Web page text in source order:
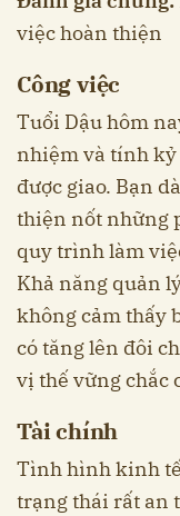
việc hoàn thiện
Công việc
Tuổi Dậu hôm
nhiệm và tính
được giao. Bạn
thiện nốt những
quy trình làm
Khả năng quản
không cảm thấy
có tăng lên đôi
vị thế vững chắc
Tài chính
Tình hình kinh
trạng thái rất an